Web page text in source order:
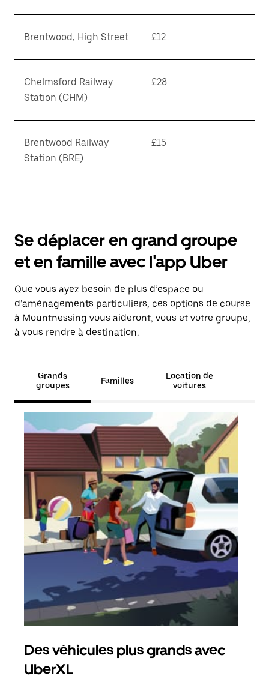
Brentwood, High Street £12
Chelmsford Railway
Station (CHM)
£28
Brentwood Railway
Station (BRE)
£15
Se déplacer en grand groupe
et en famille avec l'app Uber
Que vous ayez besoin de plus d’espace ou
d’aménagements particuliers, ces options de course
à Mountnessing vous aideront, vous et votre groupe,
à vous rendre à destination.
Grands
groupes
Familles
Location de
voitures
Des véhicules plus grands avec
UberXL